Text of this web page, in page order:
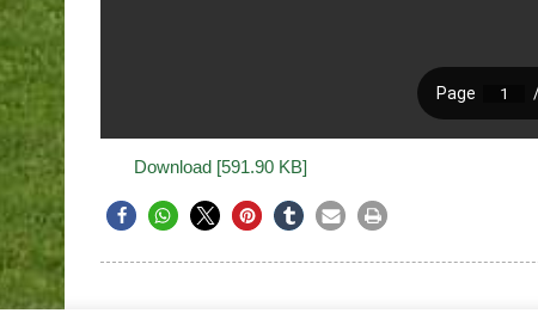
Download [591.90 KB]